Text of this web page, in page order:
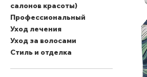
салонов красоты)
Профессиональный
Уход лечения
Уход за волосами
Стиль и отделка